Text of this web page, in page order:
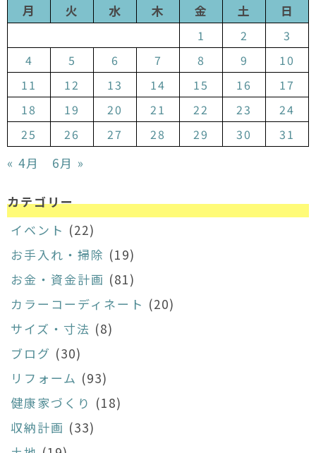
月
火 水 木 金 土 日
1 2
3
4
5 6 7 8 9
10
11
12 13 14 15 16
17
18
19 20 21 22 23
24
25
26 27 28 29 30 31
« 4月 6月 »
カテゴリー
イベント (22)
お手入れ・掃除 (19)
お金・資金計画 (81)
カラーコーディネート (20)
サイズ・寸法 (8)
ブログ (30)
リフォーム (93)
健康家づくり (18)
収納計画 (33)